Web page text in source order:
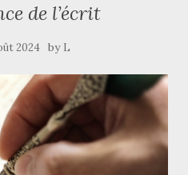
de l’écrit
2024 by L